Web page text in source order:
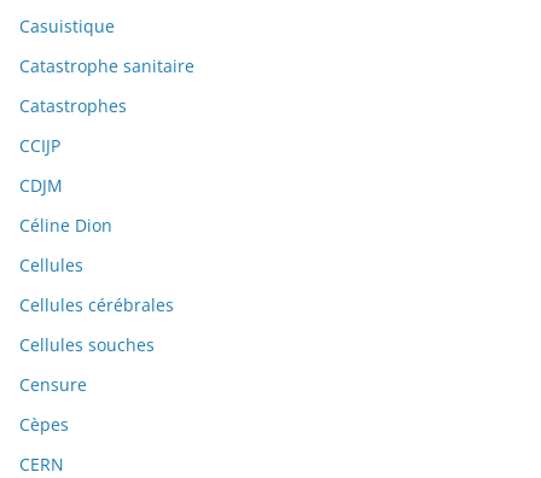
Casuistique
Catastrophe sanitaire
Catastrophes
CCIJP
CDJM
Céline Dion
Cellules
Cellules cérébrales
Cellules souches
Censure
Cèpes
CERN